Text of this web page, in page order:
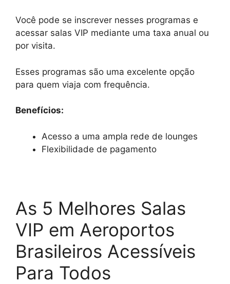
Você pode se inscrever nesses programas e
acessar salas VIP mediante uma taxa anual ou
por visita.
Esses programas são uma excelente opção
para quem viaja com frequência.
Benefícios:
Acesso a uma ampla rede de lounges
Flexibilidade de pagamento
As 5 Melhores Salas
VIP em Aeroportos
Brasileiros Acessíveis
Para Todos